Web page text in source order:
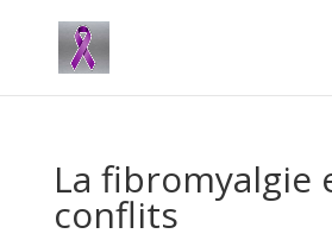
La fibromyalgie
conflits